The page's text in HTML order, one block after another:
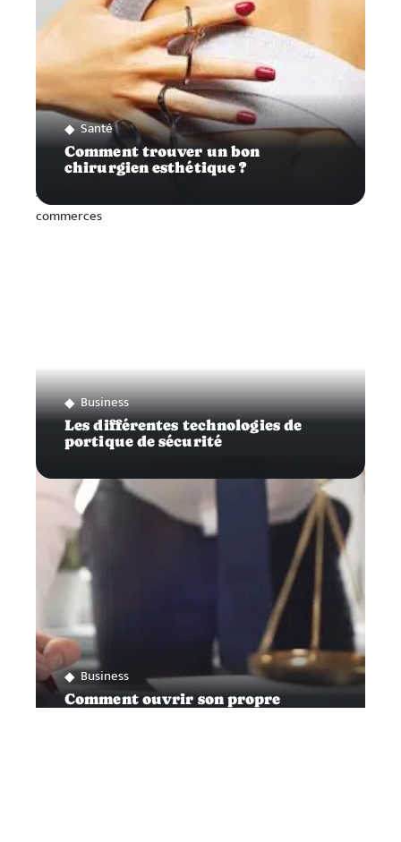
Santé
Comment trouver un bon
chirurgien esthétique ?
Business
Les différentes technologies de
portique de sécurité
Business
Comment ouvrir son propre